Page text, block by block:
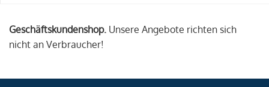
Geschäftskundenshop. Unsere Angebote richten sich
nicht an Verbraucher!